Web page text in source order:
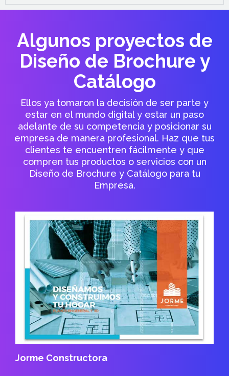
Algunos proyectos de
Diseño de Brochure y
Catálogo
Ellos ya tomaron la decisión de ser parte y
estar en el mundo digital y estar un paso
adelante de su competencia y posicionar su
empresa de manera profesional. Haz que tus
clientes te encuentren fácilmente y que
compren tus productos o servicios con un
Diseño de Brochure y Catálogo para tu
Empresa.
Jorme Constructora